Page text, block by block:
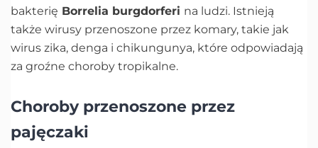
bakterię Borrelia burgdorferi na ludzi. Istnieją
także wirusy przenoszone przez komary, takie jak
wirus zika, denga i chikungunya, które odpowiadają
za groźne choroby tropikalne.
Choroby przenoszone przez
pajęczaki